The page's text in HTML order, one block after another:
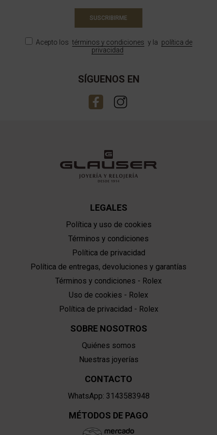
SUSCRIBIRME
Acepto los términos y condiciones y la política de
privacidad
SÍGUENOS EN
LEGALES
Política y uso de cookies
Términos y condiciones
Política de privacidad
Política de entregas, devoluciones y garantías
Términos y condiciones - Rolex
Uso de cookies - Rolex
Política de privacidad - Rolex
SOBRE NOSOTROS
Quiénes somos
Nuestras joyerías
CONTACTO
WhatsApp: 3143583948
MÉTODOS DE PAGO